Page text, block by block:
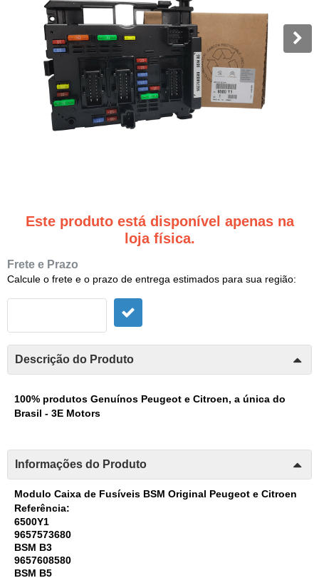
Este produto está disponível apenas na
loja física.
Frete e Prazo
Calcule o frete e o prazo de entrega estimados para sua região:
Descrição do Produto
100% produtos Genuínos Peugeot e Citroen, a única do
Brasil - 3E Motors
Informações do Produto
Modulo Caixa de Fusíveis BSM Original Peugeot e Citroen
Referência:
6500Y1
9657573680
BSM B3
9657608580
BSM B5